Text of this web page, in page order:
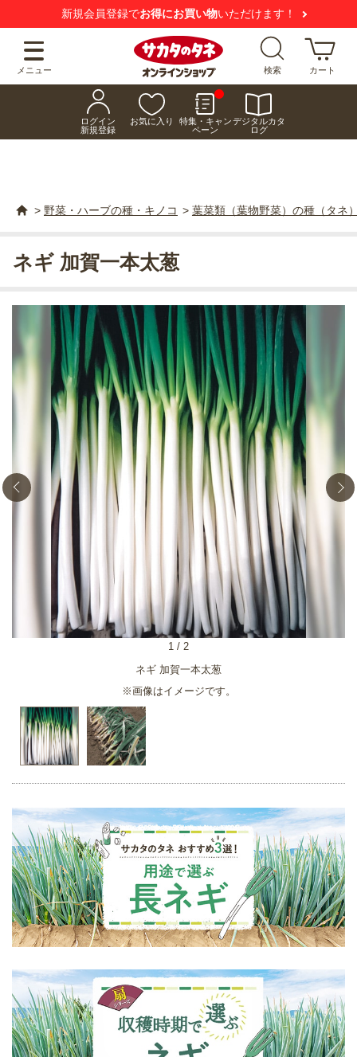
新規会員登録でお得にお買い物いただけます！
メニュー 検索 カート
ログイン
新規登録
お気に入り
特集・キャン
ペーン
デジタルカタ
ログ
> 野菜・ハーブの種・キノコ > 葉菜類（葉物野菜）の種（タネ
ネギ 加賀一本太葱
※画像はイメージです。
1 / 2
ネギ 加賀一本太葱